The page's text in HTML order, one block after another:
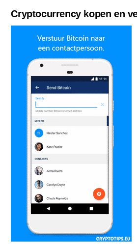
Cryptocurrency kopen en